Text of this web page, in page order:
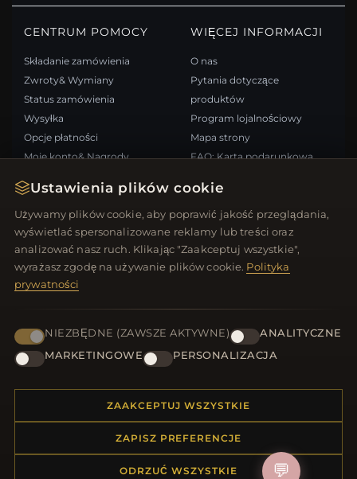
Ustawienia plików cookie
Używamy plików cookie, aby poprawić jakość przeglądania,
wyświetlać spersonalizowane reklamy lub treści oraz
analizować nasz ruch. Klikając "Zaakceptuj wszystkie",
wyrażasz zgodę na używanie plików cookie. Polityka
prywatności
NIEZBĘDNE (ZAWSZE AKTYWNE)
ANALITYCZNE
MARKETINGOWE
PERSONALIZACJA
ZAAKCEPTUJ WSZYSTKIE
ZAPISZ PREFERENCJE
ODRZUĆ WSZYSTKIE
CENTRUM POMOCY
Składanie zamówienia
Zwroty& Wymiany
Status zamówienia
Wysyłka
Opcje płatności
Moje konto& Nagrody
WIĘCEJ INFORMACJI
O nas
Pytania dotyczące
produktów
Program lojalnościowy
Mapa strony
FAQ: Karta podarunkowa
Wypisz się z newslettera
SZYBKIE LINKI
Nowe produkty
Oferty specjalne
Recenzje
Zaloguj się
ŚLEDŹ NAS
© 2012–2026Biżuteria.net. Wszelkie prawa zastrzeżone.
💬